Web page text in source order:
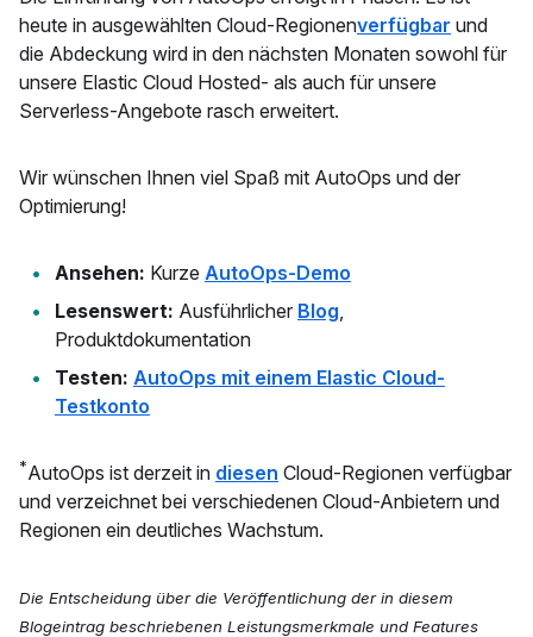
heute in ausgewählten Cloud-Regionenverfügbar und
die Abdeckung wird in den nächsten Monaten sowohl für
unsere Elastic Cloud Hosted- als auch für unsere
Serverless-Angebote rasch erweitert.
Wir wünschen Ihnen viel Spaß mit AutoOps und der
Optimierung!
Ansehen: Kurze AutoOps-Demo
Lesenswert: Ausführlicher Blog
Produktdokumentation
Testen: AutoOps mit einem Elastic Cloud-
Testkonto
*AutoOps ist derzeit in diesen Cloud-Regionen verfügbar
und verzeichnet bei verschiedenen Cloud-Anbietern und
Regionen ein deutliches Wachstum.
Die Entscheidung über die Veröffentlichung der in diesem
Blogeintrag beschriebenen Leistungsmerkmale und Features